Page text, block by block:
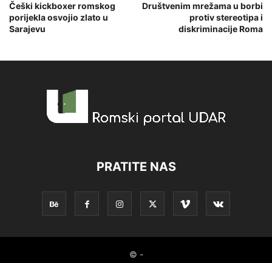
Češki kickboxer romskog
porijekla osvojio zlato u
Sarajevu
Društvenim mrežama u borbi
protiv stereotipa i
diskriminacije Roma
PRATITE NAS
© -